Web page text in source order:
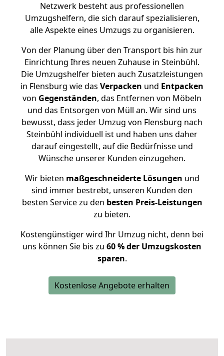
Netzwerk besteht aus professionellen
Umzugshelfern, die sich darauf spezialisieren,
alle Aspekte eines Umzugs zu organisieren.
Von der Planung über den Transport bis hin zur
Einrichtung Ihres neuen Zuhause in Steinbühl.
Die Umzugshelfer bieten auch Zusatzleistungen
in Flensburg wie das Verpacken und Entpacken
von Gegenständen, das Entfernen von Möbeln
und das Entsorgen von Müll an. Wir sind uns
bewusst, dass jeder Umzug von Flensburg nach
Steinbühl individuell ist und haben uns daher
darauf eingestellt, auf die Bedürfnisse und
Wünsche unserer Kunden einzugehen.
Wir bieten maßgeschneiderte Lösungen und
sind immer bestrebt, unseren Kunden den
besten Service zu den besten Preis-Leistungen
zu bieten.
Kostengünstiger wird Ihr Umzug nicht, denn bei
uns können Sie bis zu 60 % der Umzugskosten
sparen.
Kostenlose Angebote erhalten